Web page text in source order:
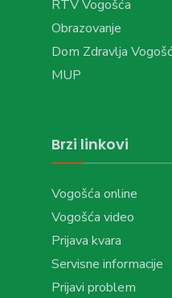
RTV Vogošća
Obrazovanje
Dom Zdravlja
MUP
Brzi linkovi
Vogošća online
Vogošća video
Prijava kvara
Servisne informacije
Prijavi problem